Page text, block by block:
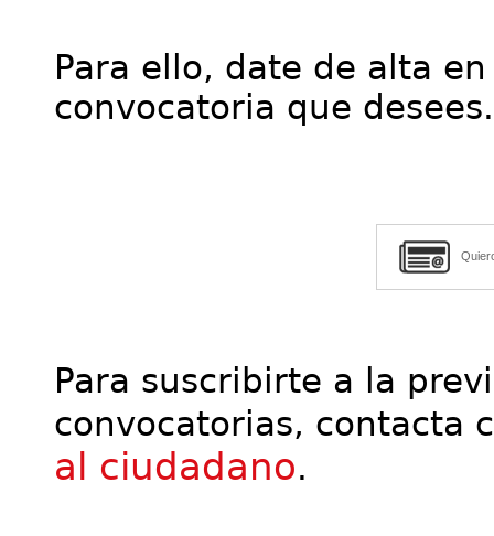
Para ello, date de alta
convocatoria que desees.
Para suscribirte a la
convocatorias, contacta
al ciudadano.